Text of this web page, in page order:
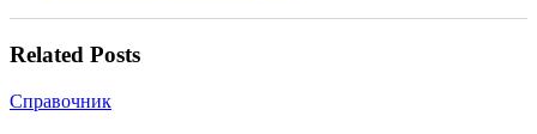
Related Posts
Справочник